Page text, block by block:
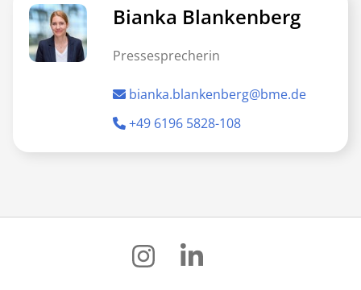
Bianka Blankenberg
Pressesprecherin
bianka.blankenberg@bme.de
+49 6196 5828-108